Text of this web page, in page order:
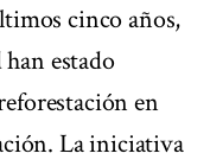
cinco años,
estado
en
La iniciativa